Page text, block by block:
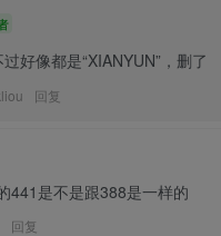
Hinata 火影忍者 日向雏田
好像都是“XIANYUN”，删了
回复
441是不是跟388是一样的
回复